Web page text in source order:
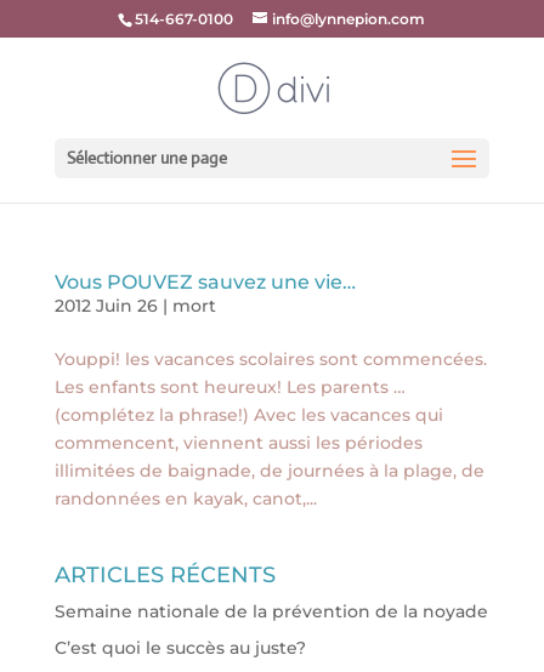
514-667-0100 info@lynnepion.com
Sélectionner une page
Vous POUVEZ sauvez une vie…
2012 Juin 26| mort
Youppi! les vacances scolaires sont commencées.
Les enfants sont heureux! Les parents …
(complétez la phrase!) Avec les vacances qui
commencent, viennent aussi les périodes
illimitées de baignade, de journées à la plage, de
randonnées en kayak, canot,...
ARTICLES RÉCENTS
Semaine nationale de la prévention de la noyade
C’est quoi le succès au juste?